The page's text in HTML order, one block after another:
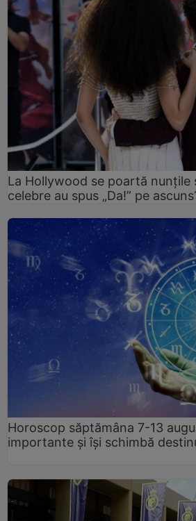
La Hollywood se poartă nunțile
celebre au spus „Da!” pe
Horoscop săptămâna 7-13
importante și își schimbă